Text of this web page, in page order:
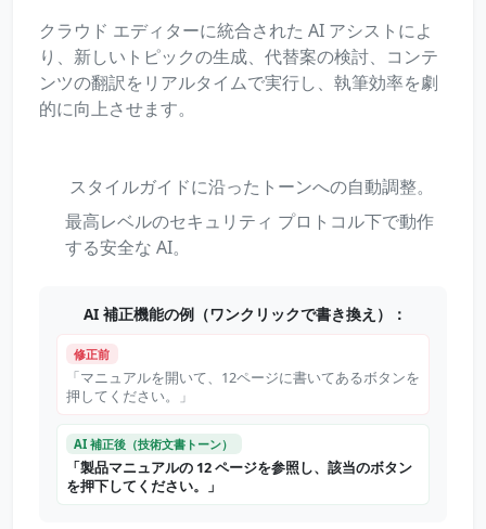
クラウド エディターに統合された AI アシストによ
り、新しいトピックの生成、代替案の検討、コンテ
ンツの翻訳をリアルタイムで実行し、執筆効率を劇
的に向上させます。
スタイルガイドに沿ったトーンへの自動調整。
最高レベルのセキュリティ プロトコル下で動作
する安全な AI。
AI 補正機能の例（ワンクリックで書き換え）：
修正前
「マニュアルを開いて、12ページに書いてあるボタンを
押してください。」
AI 補正後（技術文書トーン）
「製品マニュアルの 12 ページを参照し、該当のボタン
を押下してください。」